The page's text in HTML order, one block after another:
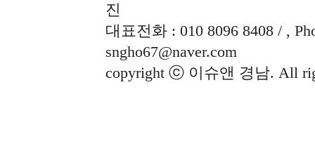
진
대표전화 : 010 8096 8408 / ,
sngho67@naver.com
copyright ⓒ 이슈앤 경남. All